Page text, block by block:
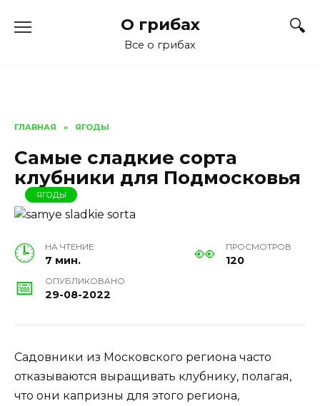
О грибах
Все о грибах
ГЛАВНАЯ » ЯГОДЫ
Самые сладкие сорта
клубники для Подмосковья
ЯГОДЫ
НА ЧТЕНИЕ
7 мин.
ПРОСМОТРОВ
120
ОПУБЛИКОВАНО
29-08-2022
Садовники из Московского региона часто
отказываются выращивать клубнику, полагая,
что они капризны для этого региона,